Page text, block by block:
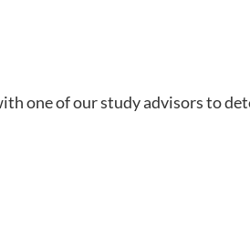
one of our study advisors to